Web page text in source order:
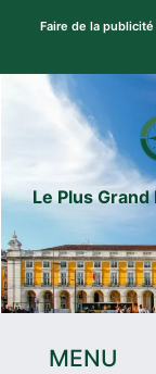
Faire de la
Le Plus
MENU